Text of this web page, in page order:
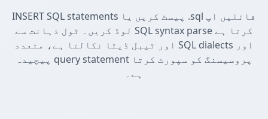
INSERT SQL statements پیسٹ کریں یا .sql فائلیں اپ
لوڈ کریں۔ ٹول ذہانت سے SQL syntax parse کرتا ہے
اور ٹیبل ڈیٹا نکالتا ہے، متعدد SQL dialects اور
پیچیدہ query statement پروسیسنگ کو سپورٹ کرتا
ہے۔